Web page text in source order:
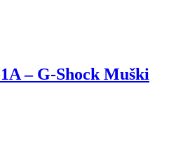
– G-Shock Muški